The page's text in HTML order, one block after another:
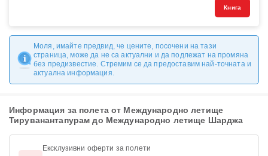
Книга
Моля, имайте предвид, че цените, посочени на тази
страница, може да не са актуални и да подлежат на промяна
без предизвестие. Стремим се да предоставим най-точната и
актуална информация.
Информация за полета от Международно летище
Тируванантапурам до Международно летище Шарджа
Ексклузивни оферти за полети